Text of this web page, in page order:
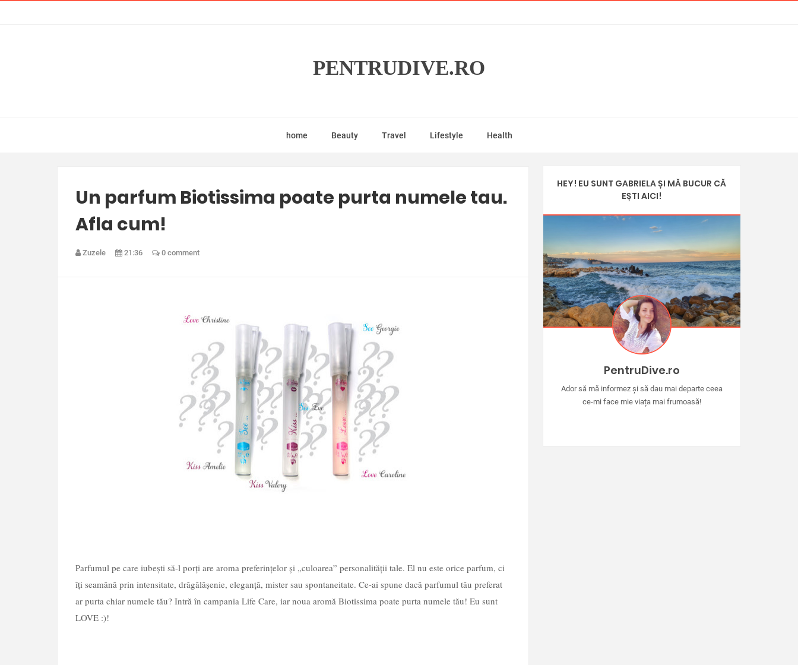
PENTRUDIVE.RO
home Beauty Travel Lifestyle Health
Un parfum Biotissima poate purta numele tau.
Afla cum!
Zuzele 21:36 0 comment
Parfumul pe care iubești să-l porți are aroma preferințelor și „culoarea” personalității tale. El nu este orice parfum, ci
îți seamănă prin intensitate, drăgălășenie, eleganță, mister sau spontaneitate. Ce-ai spune dacă parfumul tău preferat
ar purta chiar numele tău? Intră în campania Life Care, iar noua aromă Biotissima poate purta numele tău! Eu sunt
LOVE :)!
HEY! EU SUNT GABRIELA ȘI MĂ BUCUR CĂ
EȘTI AICI!
PentruDive.ro
Ador să mă informez și să dau mai departe ceea
ce-mi face mie viața mai frumoasă!